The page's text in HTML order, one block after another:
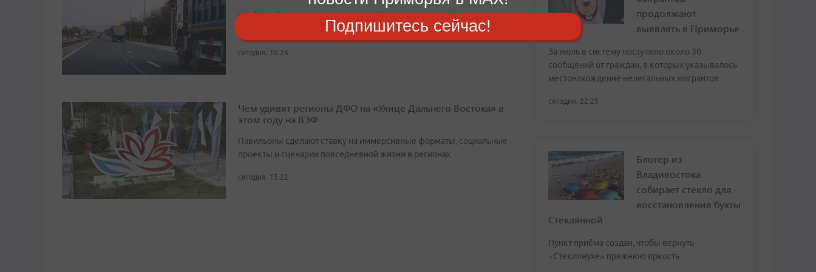
Чтобы избежать искусственного дефицита и спекуляций, в крае
продолжают действовать временные меры предосторожности
сегодня, 16:24
Чем удивят регионы ДФО на «Улице Дальнего Востока» в
этом году на ВЭФ
Павильоны сделают ставку на иммерсивные форматы, социальные
проекты и сценарии повседневной жизни в регионах
сегодня, 15:22
продолжают
выявлять в Приморье
За июль в систему поступило около 30
сообщений от граждан, в которых указывалось
местонахождение нелегальных мигрантов
сегодня, 22:29
Блогер из
Владивостока
собирает стекло для
восстановления бухты
Стеклянной
Пункт приёма создан, чтобы вернуть
«Стеклянухе» прежнюю яркость
Подпишитесь сейчас!